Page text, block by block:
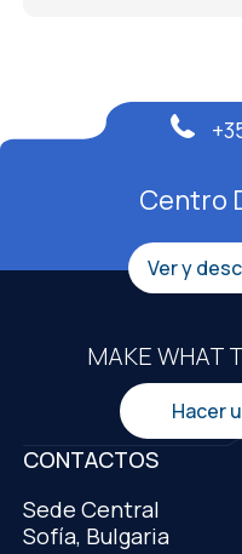
Centro
Ver y
MAKE WHAT
Hacer
CONTACTOS
Sede Central
Sofía, Bulgaria